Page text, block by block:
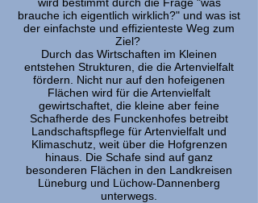
brauche ich eigentlich wirklich?" und was ist
der einfachste und effizienteste Weg zum
Ziel?
Durch das Wirtschaften im Kleinen
entstehen Strukturen, die die Artenvielfalt
fördern. Nicht nur auf den hofeigenen
Flächen wird für die Artenvielfalt
gewirtschaftet, die kleine aber feine
Schafherde des Funckenhofes betreibt
Landschaftspflege für Artenvielfalt und
Klimaschutz, weit über die Hofgrenzen
hinaus. Die Schafe sind auf ganz
besonderen Flächen in den Landkreisen
Lüneburg und Lüchow-Dannenberg
unterwegs.